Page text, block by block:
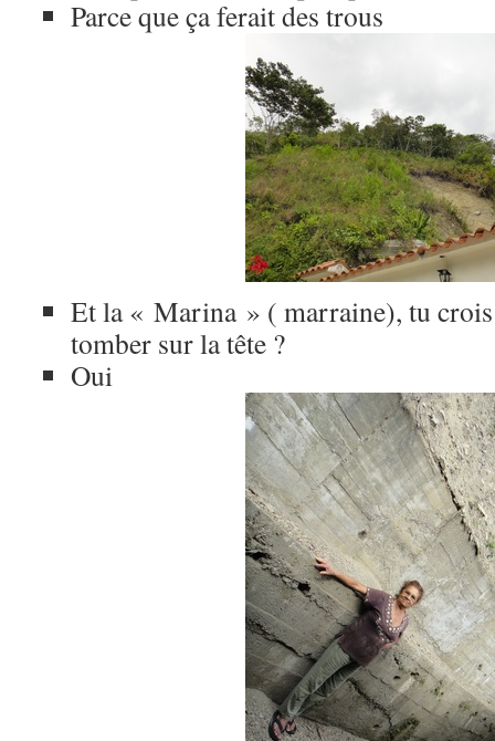
Parce que ça ferait des trous
Et la « Marina » ( marraine), tu
tomber sur la tête ?
Oui